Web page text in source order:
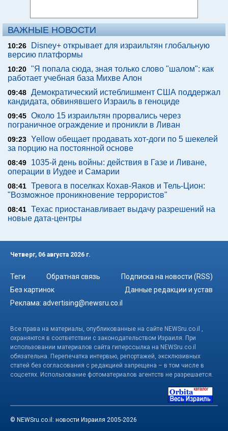
ВАЖНЫЕ НОВОСТИ
10:26
Disney+ открывает для израильтян глобальную
версию платформы
10:20 "Я попала сюда, зная только слово "шалом": как
работает учебная база Михве Алон
09:48 Демократический истеблишмент США поддержал
кандидата, обвинявшего Израиль в геноциде
09:45 Около 15 израильтян прорвались через
пограничное ограждение и проникли в Ливан
09:23 Yellow обещает продавать хот-доги по 5 шекелей
за порцию на постоянной основе
08:49
1035-й день войны: действия в Газе и Ливане,
операции в Иудее и Самарии
08:41 Тревога в поселках Кохав-Яаков и Тель-Цион:
"Возможное проникновение террористов"
08:41 Техас приостанавливает выдачу разрешений на
новые дата-центры
Четверг, 06 августа 2026 г.
Теги Обратная связь
Подписка на новости (RSS)
Без картинок
Данные редакции и устав
Реклама: advertising@newsru.co.il
Все права на материалы, опубликованные на сайте NEWSru.co.il ,
охраняются в соответствии с законодательством Израиля. При
использовании материалов сайта гиперссылка на NEWSru.co.il
обязательна. Перепечатка интервью, репортажей, эксклюзивных
статей без согласования с редакцией запрещена – в том числе в
соцсетях. Использование фотоматериалов агентств не разрешается.
© NEWSru.co.il: новости Израиля 2005-2026